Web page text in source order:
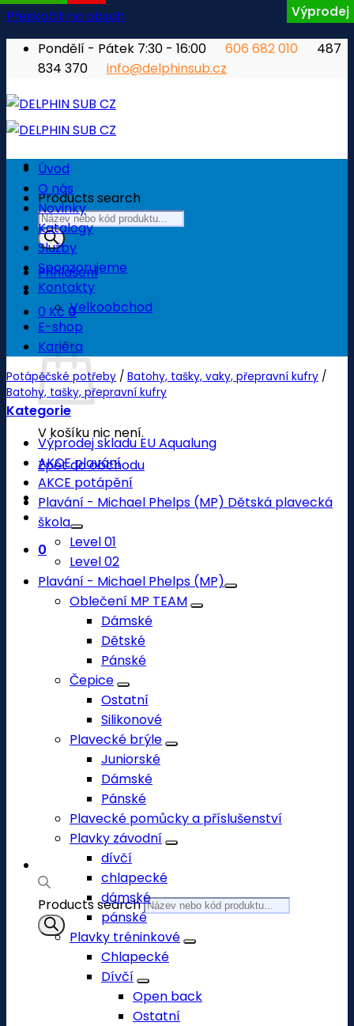
Přeskočit na obsah
Pondělí - Pátek 7:30 - 16:00
606 682 010
487
834 370
info@delphinsub.cz
Products search
Přihlášení
0 Kč 0
Košík
V košíku nic není.
Zpět do obchodu
0
Products search
Úvod
O nás
Novinky
Katalogy
Služby
Sponzorujeme
Kontakty
Velkoobchod
E-shop
Kariéra
Potápěčské potřeby / Batohy, tašky, vaky, přepravní kufry /
Batohy, tašky, přepravní kufry
Kategorie
Výprodej skladu EU Aqualung
AKCE plavání
AKCE potápění
Plavání - Michael Phelps (MP) Dětská plavecká
škola
Level 01
Level 02
Plavání - Michael Phelps (MP)
Oblečení MP TEAM
Dámské
Dětské
Pánské
Čepice
Ostatní
Silikonové
Plavecké brýle
Juniorské
Dámské
Pánské
Plavecké pomůcky a příslušenství
Plavky závodní
dívčí
chlapecké
dámské
pánské
Plavky tréninkové
Chlapecké
Dívčí
Open back
Ostatní
Výprodej